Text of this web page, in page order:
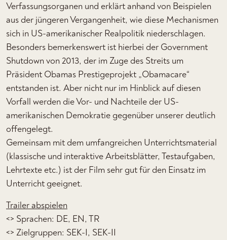
Verfassungsorganen und erklärt anhand von Beispielen
aus der jüngeren Vergangenheit, wie diese Mechanismen
sich in US-amerikanischer Realpolitik niederschlagen.
Besonders bemerkenswert ist hierbei der Government
Shutdown von 2013, der im Zuge des Streits um
Präsident Obamas Prestigeprojekt „Obamacare“
entstanden ist. Aber nicht nur im Hinblick auf diesen
Vorfall werden die Vor- und Nachteile der US-
amerikanischen Demokratie gegenüber unserer deutlich
offengelegt.
Gemeinsam mit dem umfangreichen Unterrichtsmaterial
(klassische und interaktive Arbeitsblätter, Testaufgaben,
Lehrtexte etc.) ist der Film sehr gut für den Einsatz im
Unterricht geeignet.
Trailer abspielen
<> Sprachen: DE, EN, TR
<> Zielgruppen: SEK-I, SEK-II